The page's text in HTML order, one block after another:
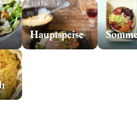
Hauptspeise